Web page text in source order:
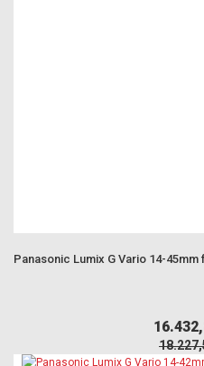
Panasonic Lumix G Vario 14-